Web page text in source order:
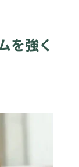
を強く